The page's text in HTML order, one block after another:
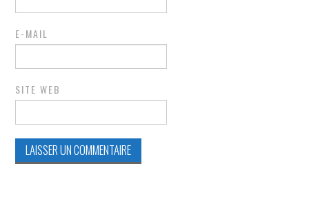
E-MAIL
SITE WEB